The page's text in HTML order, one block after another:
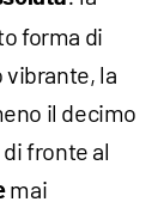
forma di
la
il decimo
fronte al
mai